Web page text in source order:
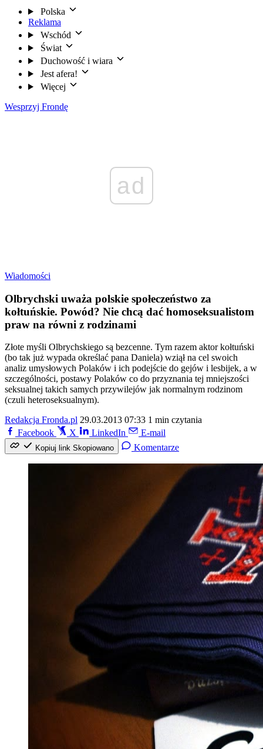
Polska
Reklama
Wschód
Świat
Duchowość i wiara
Jest afera!
Więcej
Wesprzyj Frondę
ad
Wiadomości
Olbrychski uważa polskie społeczeństwo za
kołtuńskie. Powód? Nie chcą dać homoseksualistom
praw na równi z rodzinami
Złote myśli Olbrychskiego są bezcenne. Tym razem aktor kołtuński
(bo tak już wypada określać pana Daniela) wziął na cel swoich
analiz umysłowych Polaków i ich podejście do gejów i lesbijek, a w
szczególności, postawy Polaków co do przyznania tej mniejszości
seksualnej takich samych przywilejów jak normalnym rodzinom
(czuli heteroseksualnym).
Redakcja Fronda.pl 29.03.2013 07:33 1 min czytania
Facebook
X LinkedIn E-mail
Kopiuj link Skopiowano Komentarze